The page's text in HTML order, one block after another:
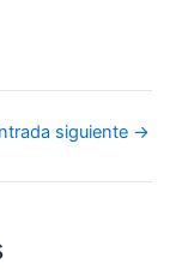
siguiente →